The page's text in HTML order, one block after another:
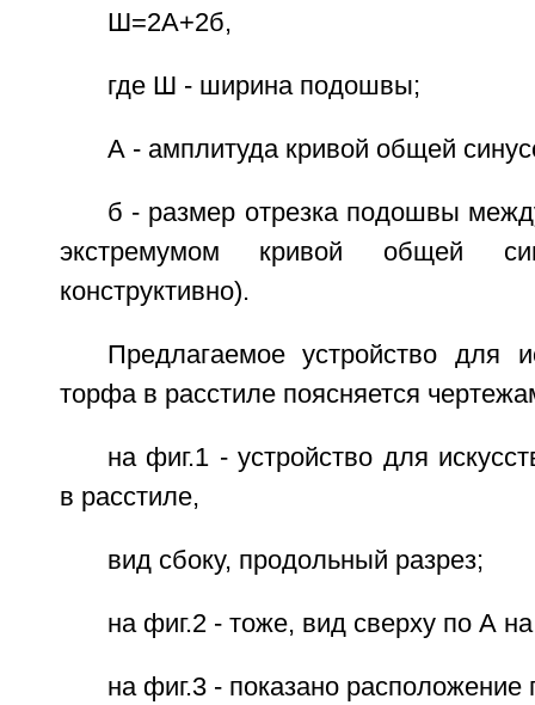
Ш=2А+2б,
где Ш - ширина подошвы;
А - амплитуда кривой общей
б - размер отрезка подошвы
экстремумом кривой общей
конструктивно).
Предлагаемое устройство для
торфа в расстиле поясняется
на фиг.1 - устройство для
в расстиле,
вид сбоку, продольный разрез;
на фиг.2 - тоже, вид сверху по А
на фиг.3 - показано